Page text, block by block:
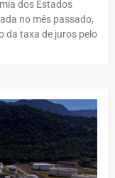
dos Estados
no mês passado,
da taxa de juros pelo